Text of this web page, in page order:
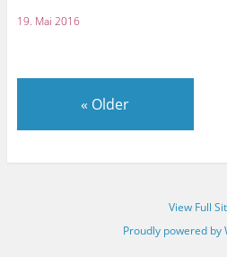
19. Mai 2016
« Older
View Full
Proudly powered by